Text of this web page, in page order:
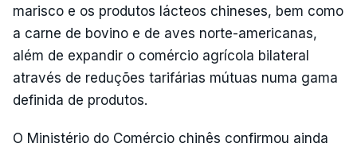
marisco e os produtos lácteos chineses, bem como
a carne de bovino e de aves norte-americanas,
além de expandir o comércio agrícola bilateral
através de reduções tarifárias mútuas numa gama
definida de produtos.
O Ministério do Comércio chinês confirmou ainda